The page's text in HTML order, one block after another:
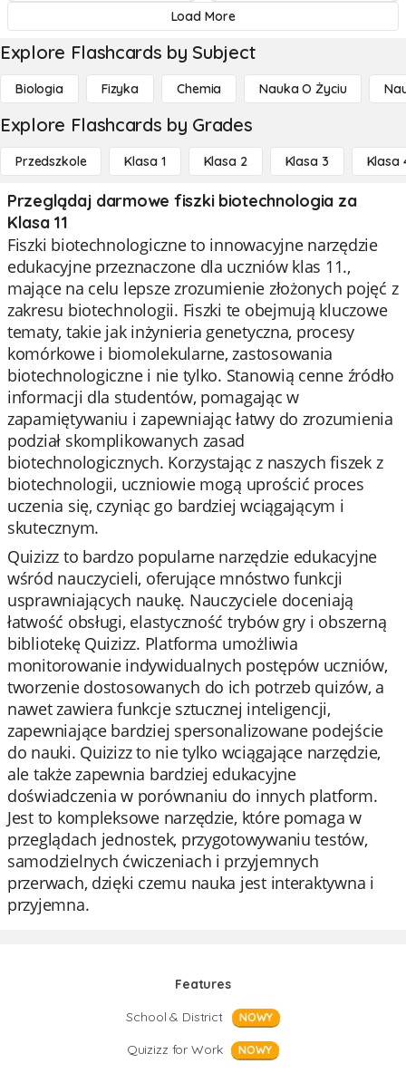
Load More
Explore Flashcards by Subject
Biologia Fizyka Chemia Nauka O Życiu
Explore Flashcards by Grades
Przedszkole Klasa 1 Klasa 2 Klasa 3 Klasa
Przeglądaj darmowe fiszki biotechnologia za
Klasa 11
Fiszki biotechnologiczne to innowacyjne narzędzie
edukacyjne przeznaczone dla uczniów klas 11.,
mające na celu lepsze zrozumienie złożonych pojęć z
zakresu biotechnologii. Fiszki te obejmują kluczowe
tematy, takie jak inżynieria genetyczna, procesy
komórkowe i biomolekularne, zastosowania
biotechnologiczne i nie tylko. Stanowią cenne źródło
informacji dla studentów, pomagając w
zapamiętywaniu i zapewniając łatwy do zrozumienia
podział skomplikowanych zasad
biotechnologicznych. Korzystając z naszych fiszek z
biotechnologii, uczniowie mogą uprościć proces
uczenia się, czyniąc go bardziej wciągającym i
skutecznym.
Quizizz to bardzo popularne narzędzie edukacyjne
wśród nauczycieli, oferujące mnóstwo funkcji
usprawniających naukę. Nauczyciele doceniają
łatwość obsługi, elastyczność trybów gry i obszerną
bibliotekę Quizizz. Platforma umożliwia
monitorowanie indywidualnych postępów uczniów,
tworzenie dostosowanych do ich potrzeb quizów, a
nawet zawiera funkcje sztucznej inteligencji,
zapewniające bardziej spersonalizowane podejście
do nauki. Quizizz to nie tylko wciągające narzędzie,
ale także zapewnia bardziej edukacyjne
doświadczenia w porównaniu do innych platform.
Jest to kompleksowe narzędzie, które pomaga w
przeglądach jednostek, przygotowywaniu testów,
samodzielnych ćwiczeniach i przyjemnych
przerwach, dzięki czemu nauka jest interaktywna i
przyjemna.
Features
School & District
NOWY
Quizizz for Work NOWY